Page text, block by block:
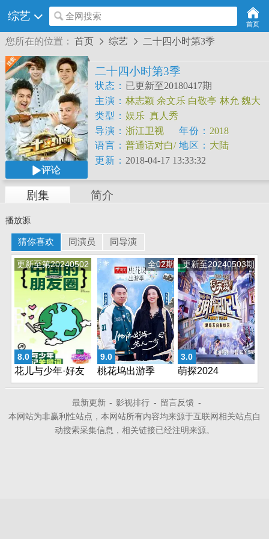
综艺 全网搜索
首页
您所在的位置： 首页  综艺  二十四小时第3季
评论
二十四小时第3季
状态： 已更新至20180417期
主演： 林志颖 余文乐 白敬亭 林允 魏大
勋 胡一天 熊梓淇
类型： 娱乐 真人秀
导演： 浙江卫视 年份： 2018
语言： 普通话对白/
中文字幕
地区： 大陆
更新： 2018-04-17 13:33:32
剧集 简介
播放源
猜你喜欢 同演员 同导演
8.0
更新至第20240502
期
花儿与少年·好友
记
9.0
全02期
桃花坞出游季
3.0
更新至20240503期
萌探2024
最新更新 - 影视排行 - 留言反馈 -
本网站为非赢利性站点，本网站所有内容均来源于互联网相关站点自
动搜索采集信息，相关链接已经注明来源。